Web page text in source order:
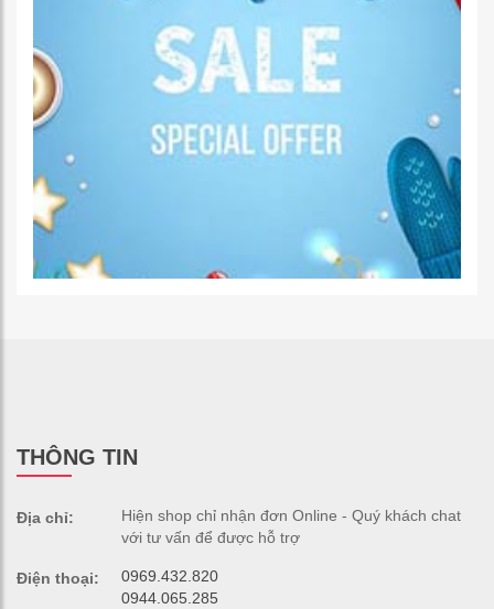
THÔNG TIN
Địa chỉ:
Hiện shop chỉ nhận đơn Online - Quý khách chat
với tư vấn để được hỗ trợ
Điện thoại:
0969.432.820
0944.065.285